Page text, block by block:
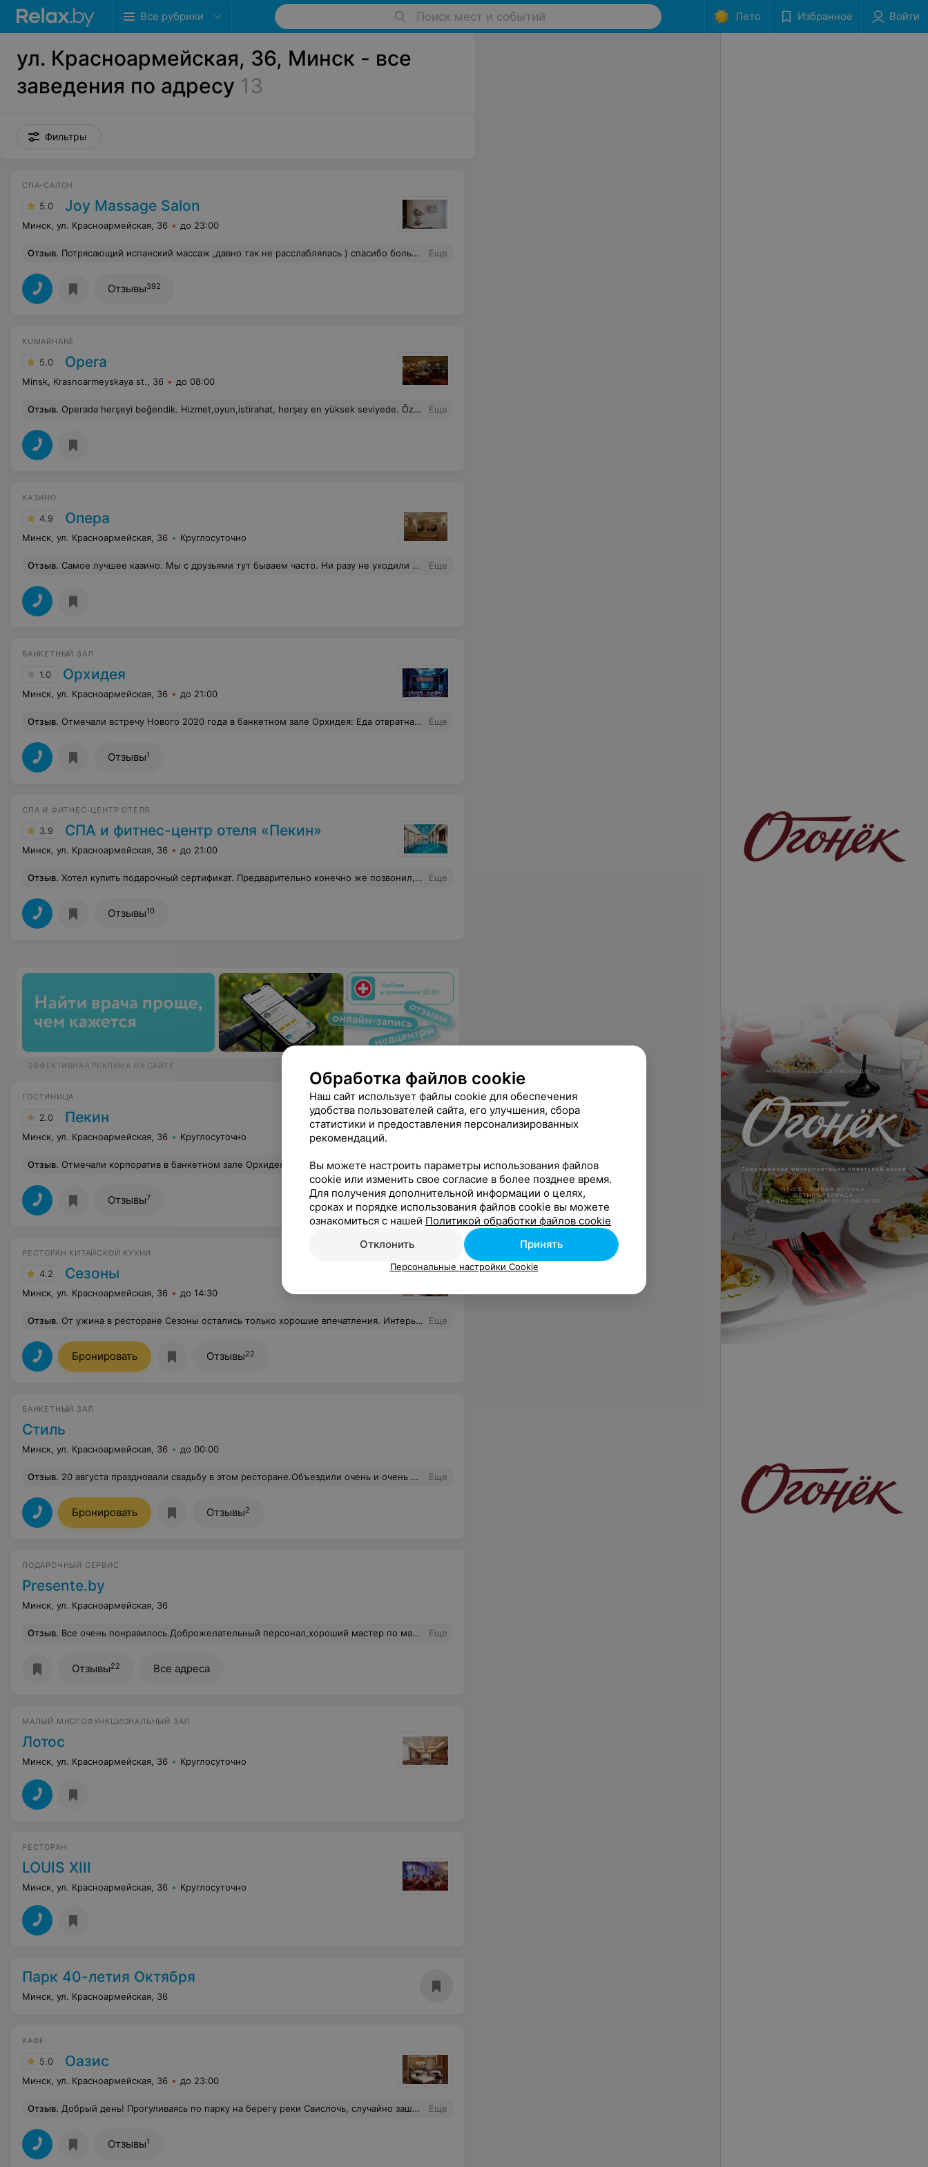
Все рубрики Поиск мест и событий Лето Избранное Войти
ул. Красноармейская, 36, Минск - все
заведения по адресу 13
Фильтры
СПА-САЛОН
5.0 Joy Massage Salon
Минск, ул. Красноармейская, 36 до 23:00
Отзыв. Потрясающий испанский массаж ,давно так не расслаблялась ) спасибо большое золотым ручкам Татьяны очень приятная девушка с волшебными ручками ))) Еще
Отзывы392
KUMARHANE
5.0 Opera
Minsk, Krasnoarmeyskaya st., 36 до 08:00
Отзыв. Operada herşeyi beğendik. Hizmet,oyun,istirahat, herşey en yüksek seviyede. Özellikle blackjack,minimum 25$ bahis ile genel odada bulunan. Еще
КАЗИНО
4.9 Опера
Минск, ул. Красноармейская, 36 Круглосуточно
Отзыв. Самое лучшее казино. Мы с друзьями тут бываем часто. Ни разу не уходили в плохом настроении. Атмосфера отличная! Еще
БАНКЕТНЫЙ ЗАЛ
1.0 Орхидея
Минск, ул. Красноармейская, 36 до 21:00
Отзыв. Отмечали встречу Нового 2020 года в банкетном зале Орхидея: Еда отвратная, не понятно где они ее взяли. Горячее «рыба» не понятного происхождения резиновая. Ведущий полный ноль, что то не внятно говорил и сам с этого веселился, оказалось это гитарист группы, которая начала играть в 1—30 ночи, когда от скуки начали все расходится. На танцполе осталось из 300 гостей, человек 15. Обслуживание, как всегда ни какое. Нанимается на банкеты не обученный персонал. Сами брали себе тарелки и вилки, не дозваться, не дождаться. Цена 150—190 долларов на человека, еда и спиртное по качеству не соответствуют ценнику. На 8 человек 1 бутылка кислого белого вина, 2 красного и 1 бутылка белорусского шампанского. Пришлось заказывать, чтобы не отравиться. Россияне просто были в шоке и пытались высказать администратору. Смешно. Выводы не сделают. Я один раз все это видела на свадьбе, думала случайность, это у них система. Не рекомендую, банкетная служба нулевая. Еще
Отзывы1
СПА И ФИТНЕС-ЦЕНТР ОТЕЛЯ
3.9 СПА и фитнес-центр отеля «Пекин»
Минск, ул. Красноармейская, 36 до 21:00
Отзыв. Хотел купить подарочный сертификат. Предварительно конечно же позвонил, чтобы убедиться что они есть. В итоге приехал, а их "еще" нельзя купить, просто нету, не распечатали. На сайт добавили, по телефону есть, а купить нельзя. Так что, спасибо, что убил 2 часа в пробках Еще
Отзывы10
ЭФФЕКТИВНАЯ РЕКЛАМА НА САЙТЕ
ГОСТИНИЦА
2.0 Пекин
Минск, ул. Красноармейская, 36 Круглосуточно
Отзыв. Отмечали корпоратив в банкетном зале Орхидея. Всем очень довольны.Еда очень вкусная. Обслуживание на высоте. ИМХО лучшее чем на других проведенных ранее мероприятия в иных заведениях. Администраторам и официантом отдельное спасибо. Из минусов: слабоватая вентиляция. Еще
Отзывы7
РЕСТОРАН КИТАЙСКОЙ КУХНИ
4.2 Сезоны
Минск, ул. Красноармейская, 36 до 14:30
Отзыв. От ужина в ресторане Сезоны остались только хорошие впечатления. Интерьер и обслуживание на высшем уровне. Отдельное спасибо за настоящую китайскую кухню. Еще
Бронировать Отзывы22
БАНКЕТНЫЙ ЗАЛ
Стиль
Минск, ул. Красноармейская, 36 до 00:00
Отзыв. 20 августа праздновали свадьбу в этом ресторане.Объездили очень и очень много..Хотелось и кухню хорошую, и обслуживание. Пекин посоветовали наши знакомые... Мы посмотрели зал, пообщались с администратором и остановились на Пекине. Поскольку я готовилась без организатора, то все равно не была уверена в том, что все будет отлично. Но потом, при подготовке к свадьбе я была поражена подходом к клиентам. Администратор Людмила пример профессионализма, при каждом общении с ней мы выходили и восхищались ее отношением к работе. Она подсказывала нам по всем мелким нюансам, даже не касающимся непосредственно ее обязанностей. Мы отдельно продумывали меню для вегетарианцев, разные горячие для гостей. Ну а в день свадьбы обслуживание было великолепным. Людмила четко все контролировала, а обслуживанием официантов восхищались даже гости) Еда была безумно вкусная(даже говядина и утка были нежнейшими) и самое главное(чего боятся все родители) все очень! наелись.Я до сих пор под впечатлением) Еще
Бронировать Отзывы2
ПОДАРОЧНЫЙ СЕРВИС
Presente.by
Минск, ул. Красноармейская, 36
Отзыв. Все очень понравилось.Доброжелательный персонал,хороший мастер по массажу.Спасибо Еще
Отзывы22 Все адреса
МАЛЫЙ МНОГОФУНКЦИОНАЛЬНЫЙ ЗАЛ
Лотос
Минск, ул. Красноармейская, 36 Круглосуточно
РЕСТОРАН
LOUIS XIII
Минск, ул. Красноармейская, 36 Круглосуточно
Парк 40-летия Октября
Минск, ул. Красноармейская, 36
КАФЕ
5.0 Оазис
Минск, ул. Красноармейская, 36 до 23:00
Отзыв. Добрый день! Прогуливаясь по парку на берегу реки Свислочь, случайно зашли в отель "Пекин", в котором узнали про кафе "Оазис". И нам очень понравилось там. Сервис отличный, еда очень вкусная. В меню есть белорусские драники, мачанка. Должно быть интересно иностранцам. Рассказали нам про завтраки со шведским столом и дополнительно китайскими блюдами. Даже если не проживаешь в самом отеле, можно спокойно приходить в кафе и шикарно позавтракать. Решили, что надо будет устроить себе такие утренние посиделки в этом прекрасном месте. Еще
Отзывы1
Обработка файлов cookie
Наш сайт использует файлы cookie для обеспечения
удобства пользователей сайта, его улучшения, сбора
статистики и предоставления персонализированных
рекомендаций.
Вы можете настроить параметры использования файлов
cookie или изменить свое согласие в более позднее время.
Для получения дополнительной информации о целях,
сроках и порядке использования файлов cookie вы можете
ознакомиться с нашей Политикой обработки файлов cookie
Отклонить
Принять
Персональные настройки Cookie